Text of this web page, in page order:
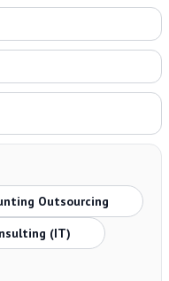
Outsourcing
(IT)